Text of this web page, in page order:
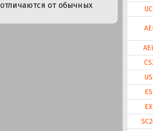
отличаются от обычных